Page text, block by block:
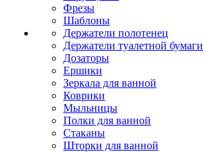
Фрезы
Шаблоны
Держатели полотенец
Держатели туалетной бумаги
Дозаторы
Ершики
Зеркала для ванной
Коврики
Мыльницы
Полки для ванной
Стаканы
Шторки для ванной